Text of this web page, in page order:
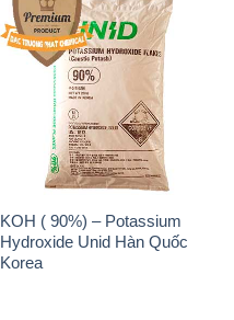
KOH ( 90%) – Potassium
Hydroxide Unid Hàn Quốc
Korea